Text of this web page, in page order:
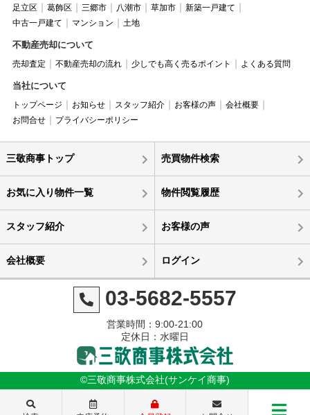
足立区 葛飾区 三郷市 八潮市 草加市
新築一戸建て
中古一戸建て
マンション 土地
不動産売却について
売却査定 不動産売却の流れ 少しでも高く売るポイント よくある質問
当社について
トップページ お知らせ スタッフ紹介 お客様の声
会社概要
お問合せ
プライバシーポリシー
三敬商事トップ 売買物件検索
お気に入り物件一覧 物件閲覧履歴
スタッフ紹介 お客様の声
会社概要 ログイン
03-5682-5557
営業時間：9:00-21:00
定休日：水曜日
©三敬商事株式会社(サンケイ商事)